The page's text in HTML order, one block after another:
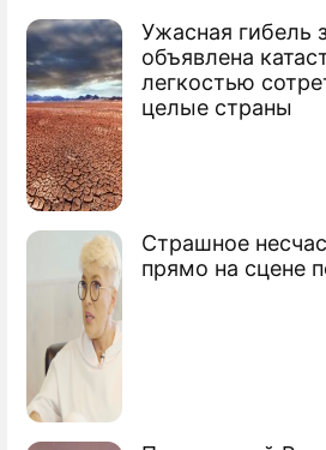
Ужасная гибель
объявлена
легкостью
целые страны
Страшное
прямо на сцене